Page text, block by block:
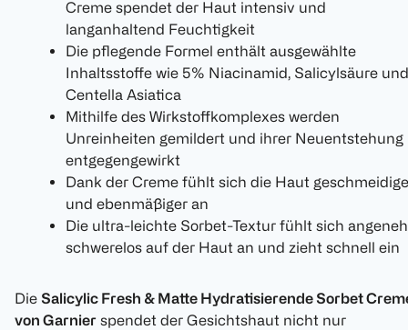
Creme spendet der Haut intensiv und
langanhaltend Feuchtigkeit
Die pflegende Formel enthält ausgewählte
Inhaltsstoffe wie 5% Niacinamid, Salicylsäure und
Centella Asiatica
Mithilfe des Wirkstoffkomplexes werden
Unreinheiten gemildert und ihrer Neuentstehung
entgegengewirkt
Dank der Creme fühlt sich die Haut
und ebenmäßiger an
Die ultra-leichte Sorbet-Textur fühlt sich
schwerelos auf der Haut an und zieht schnell ein
Die Salicylic Fresh & Matte Hydratisierende Sorbet
von Garnier spendet der Gesichtshaut nicht nur